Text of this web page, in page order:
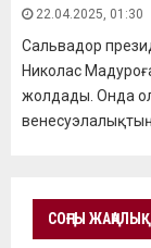
22.04.2025, 01:30
Сальвадор
Николас
жолдады. Онда
венесуэлалықтың
СОҢҒЫ